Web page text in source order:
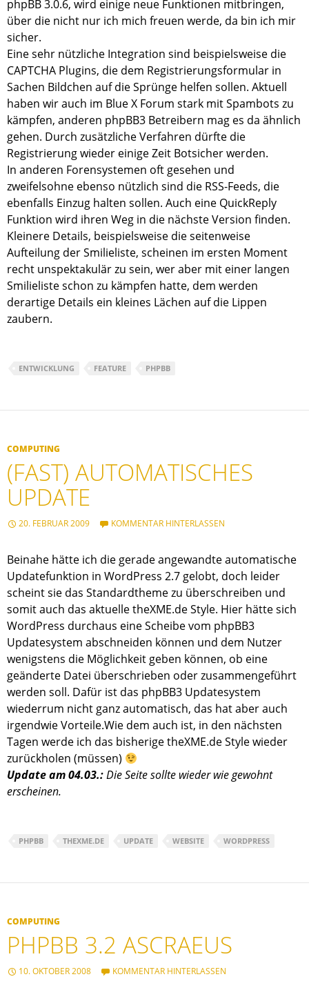
phpBB 3.0.6, wird einige neue Funktionen mitbringen,
über die nicht nur ich mich freuen werde, da bin ich mir
sicher.
Eine sehr nützliche Integration sind beispielsweise die
CAPTCHA Plugins, die dem Registrierungsformular in
Sachen Bildchen auf die Sprünge helfen sollen. Aktuell
haben wir auch im Blue X Forum stark mit Spambots zu
kämpfen, anderen phpBB3 Betreibern mag es da ähnlich
gehen. Durch zusätzliche Verfahren dürfte die
Registrierung wieder einige Zeit Botsicher werden.
In anderen Forensystemen oft gesehen und
zweifelsohne ebenso nützlich sind die RSS-Feeds, die
ebenfalls Einzug halten sollen. Auch eine QuickReply
Funktion wird ihren Weg in die nächste Version finden.
Kleinere Details, beispielsweise die seitenweise
Aufteilung der Smilieliste, scheinen im ersten Moment
recht unspektakulär zu sein, wer aber mit einer langen
Smilieliste schon zu kämpfen hatte, dem werden
derartige Details ein kleines Lächen auf die Lippen
zaubern.
ENTWICKLUNG FEATURE PHPBB
COMPUTING
(FAST) AUTOMATISCHES
UPDATE
20. FEBRUAR 2009 KOMMENTAR HINTERLASSEN
Beinahe hätte ich die gerade angewandte automatische
Updatefunktion in WordPress 2.7 gelobt, doch leider
scheint sie das Standardtheme zu überschreiben und
somit auch das aktuelle theXME.de Style. Hier hätte sich
WordPress durchaus eine Scheibe vom phpBB3
Updatesystem abschneiden können und dem Nutzer
wenigstens die Möglichkeit geben können, ob eine
geänderte Datei überschrieben oder zusammengeführt
werden soll. Dafür ist das phpBB3 Updatesystem
wiederrum nicht ganz automatisch, das hat aber auch
irgendwie Vorteile.Wie dem auch ist, in den nächsten
Tagen werde ich das bisherige theXME.de Style wieder
zurückholen (müssen)
Update am 04.03.:Die Seite sollte wieder wie gewohnt
erscheinen.
PHPBB THEXME.DE UPDATE WEBSITE WORDPRESS
COMPUTING
PHPBB 3.2 ASCRAEUS
10. OKTOBER 2008 KOMMENTAR HINTERLASSEN